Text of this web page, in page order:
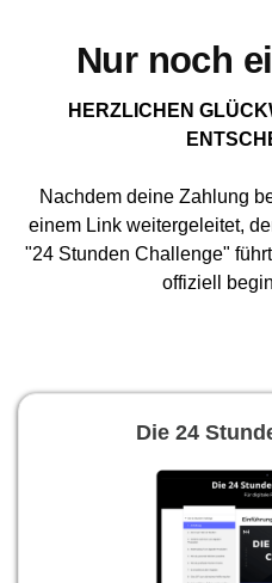
Nur noch
HERZLICHEN
Nachdem deine Zahlung
einem Link weitergeleitet,
"24 Stunden Challenge"
offiziell
Die 24